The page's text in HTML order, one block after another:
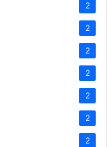
2
2
2
2
2
2
2